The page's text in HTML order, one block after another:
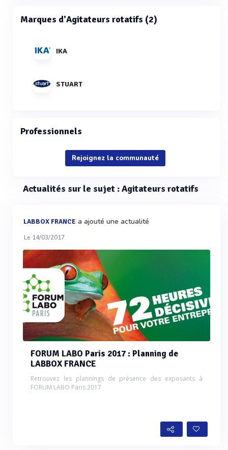
Marques d'Agitateurs rotatifs (2)
IKA
STUART
Professionnels
Rejoignez la communauté
Actualités sur le sujet : Agitateurs rotatifs
LABBOX FRANCE a ajouté une actualité
Le 14/03/2017
FORUM LABO Paris 2017 : Planning de
LABBOX FRANCE
Retrouvez les plannings de présence des exposants à
FORUM LABO Paris 2017